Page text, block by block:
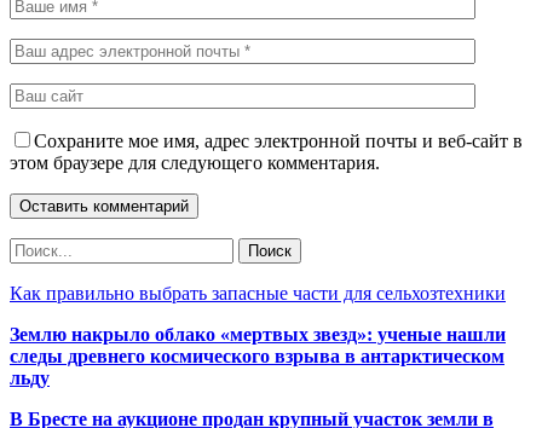
Сохраните мое имя, адрес электронной почты и веб-сайт в
этом браузере для следующего комментария.
Как правильно выбрать запасные части для сельхозтехники
Землю накрыло облако «мертвых звезд»: ученые нашли
следы древнего космического взрыва в антарктическом
льду
В Бресте на аукционе продан крупный участок земли в